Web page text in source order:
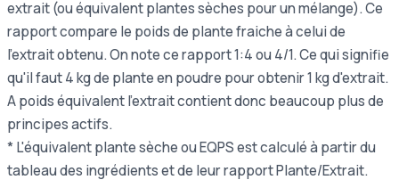
extrait (ou équivalent plantes sèches pour un mélange). Ce
rapport compare le poids de plante fraiche à celui de
l'extrait obtenu. On note ce rapport 1:4 ou 4/1. Ce qui signifie
qu'il faut 4 kg de plante en poudre pour obtenir 1 kg d'extrait.
A poids équivalent l'extrait contient donc beaucoup plus de
principes actifs.
* L'équivalent plante sèche ou EQPS est calculé à partir du
tableau des ingrédients et de leur rapport Plante/Extrait.